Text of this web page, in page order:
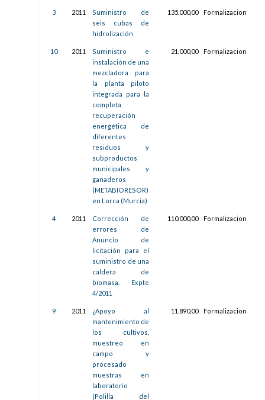
3 2011
Suministro de
seis cubas de
hidrolización
135.000,00 Formalizacion
10 2011
Suministro e
instalación de una
mezcladora para
la planta piloto
integrada para la
completa
recuperación
energética de
diferentes
residuos y
subproductos
municipales y
ganaderos
(METABIORESOR)
en Lorca (Murcia)
21.000,00 Formalizacion
4 2011
Corrección de
errores de
Anuncio de
licitación para el
suministro de una
caldera de
biomasa. Expte
4/2011
110.000,00 Formalizacion
9 2011
¿Apoyo al
mantenimiento de
los cultivos,
muestreo en
campo y
procesado
muestras en
laboratorio
(Polilla del
11.890,00 Formalizacion